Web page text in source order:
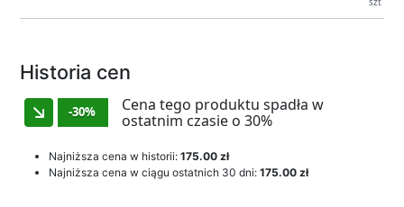
Historia cen
-30%
Cena tego produktu spadła w
ostatnim czasie o 30%
Najniższa cena w historii: 175.00 zł
Najniższa cena w ciągu ostatnich 30 dni: 175.00 zł